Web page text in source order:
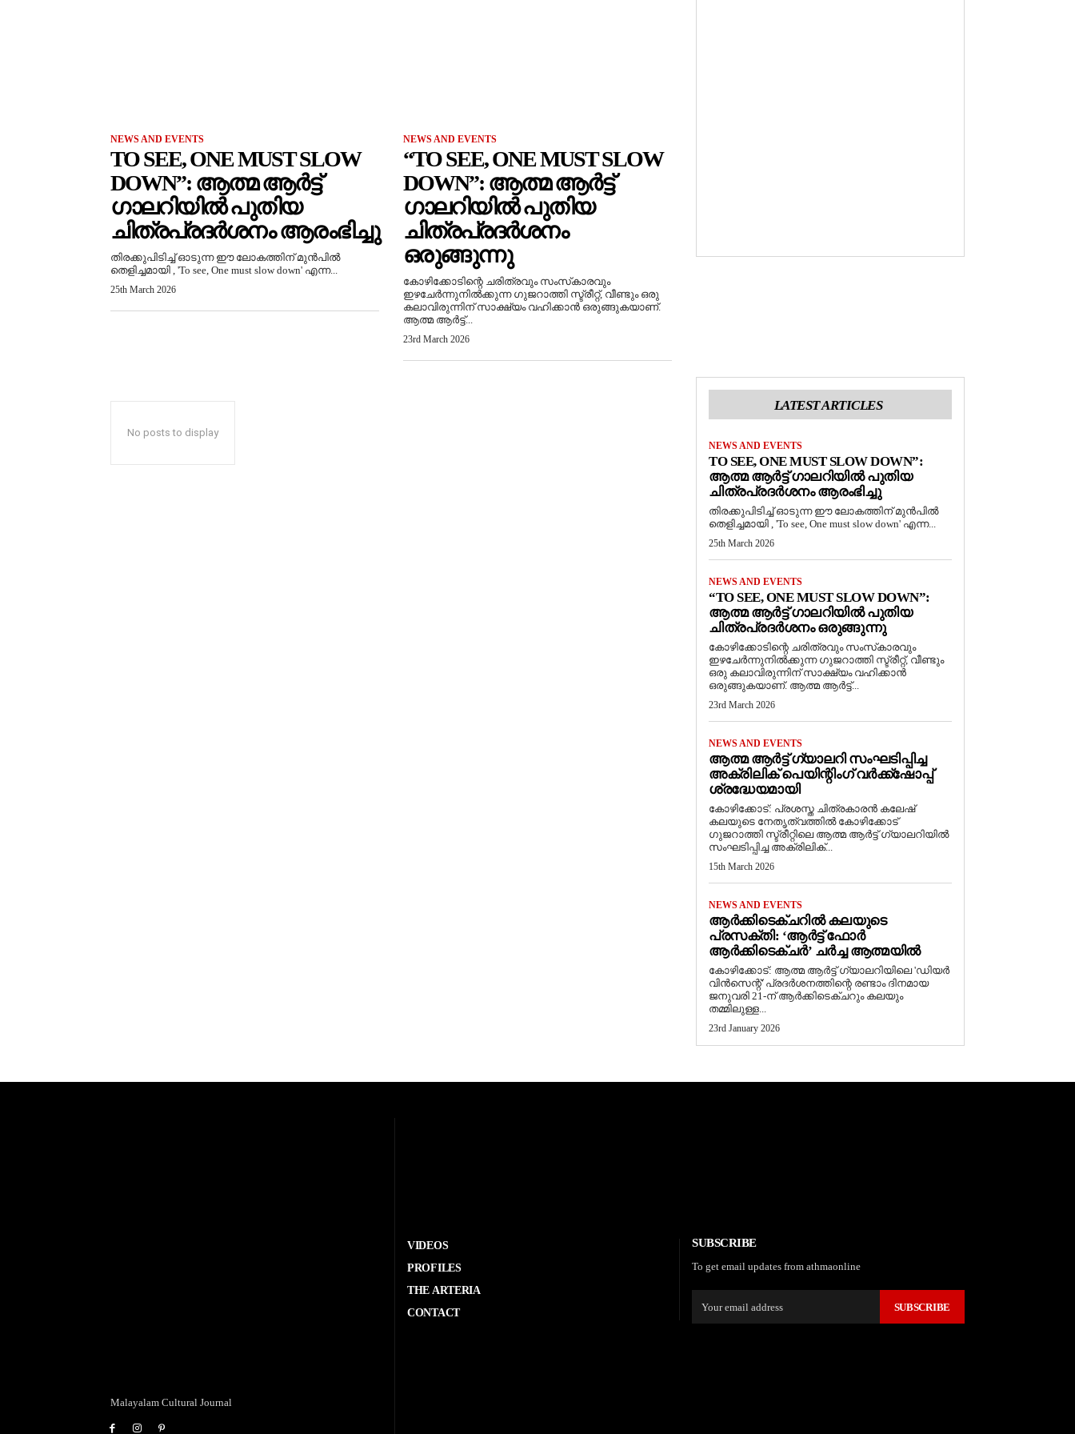
NEWS AND EVENTS
TO SEE, ONE MUST SLOW
DOWN”: ആത്മ ആർട്ട്
ഗാലറിയിൽ പുതിയ
ചിത്രപ്രദർശനം ആരംഭിച്ചു
തിരക്കുപിടിച്ച് ഓടുന്ന ഈ ലോകത്തിന് മുൻപിൽ
തെളിച്ചമായി , 'To see, One must slow down' എന്ന...
25th March 2026
NEWS AND EVENTS
“TO SEE, ONE MUST SLOW
DOWN”: ആത്മ ആർട്ട്
ഗാലറിയിൽ പുതിയ
ചിത്രപ്രദർശനം
ഒരുങ്ങുന്നു
കോഴിക്കോടിന്റെ ചരിത്രവും സംസ്‌കാരവും
ഇഴചേർന്നുനിൽക്കുന്ന ഗുജറാത്തി സ്ട്രീറ്റ്, വീണ്ടും ഒരു
കലാവിരുന്നിന് സാക്ഷ്യം വഹിക്കാൻ ഒരുങ്ങുകയാണ്.
ആത്മ ആർട്ട്...
23rd March 2026
No posts to display
LATEST ARTICLES
NEWS AND EVENTS
TO SEE, ONE MUST SLOW DOWN”:
ആത്മ ആർട്ട് ഗാലറിയിൽ പുതിയ
ചിത്രപ്രദർശനം ആരംഭിച്ചു
തിരക്കുപിടിച്ച് ഓടുന്ന ഈ ലോകത്തിന് മുൻപിൽ
തെളിച്ചമായി , 'To see, One must slow down' എന്ന...
25th March 2026
NEWS AND EVENTS
“TO SEE, ONE MUST SLOW DOWN”:
ആത്മ ആർട്ട് ഗാലറിയിൽ പുതിയ
ചിത്രപ്രദർശനം ഒരുങ്ങുന്നു
കോഴിക്കോടിന്റെ ചരിത്രവും സംസ്‌കാരവും
ഇഴചേർന്നുനിൽക്കുന്ന ഗുജറാത്തി സ്ട്രീറ്റ്, വീണ്ടും
ഒരു കലാവിരുന്നിന് സാക്ഷ്യം വഹിക്കാൻ
ഒരുങ്ങുകയാണ്. ആത്മ ആർട്ട്...
23rd March 2026
NEWS AND EVENTS
ആത്മ ആർട്ട് ഗ്യാലറി സംഘടിപ്പിച്ച
അക്രിലിക് പെയിന്റിംഗ് വർക്ക്‌ഷോപ്പ്
ശ്രദ്ധേയമായി
കോഴിക്കോട്: പ്രശസ്ത ചിത്രകാരൻ കലേഷ്
കലയുടെ നേതൃത്വത്തിൽ കോഴിക്കോട്
ഗുജറാത്തി സ്ട്രീറ്റിലെ ആത്മ ആർട്ട് ഗ്യാലറിയിൽ
സംഘടിപ്പിച്ച അക്രിലിക്...
15th March 2026
NEWS AND EVENTS
ആർക്കിടെക്ചറിൽ കലയുടെ
പ്രസക്തി: ‘ആർട്ട് ഫോർ
ആർക്കിടെക്ചർ’ ചർച്ച ആത്മയിൽ
​കോഴിക്കോട്: ആത്മ ആർട്ട് ഗ്യാലറിയിലെ 'ഡിയർ
വിൻസെന്റ്' പ്രദർശനത്തിന്റെ രണ്ടാം ദിനമായ
ജനുവരി 21-ന് ആർക്കിടെക്ചറും കലയും
തമ്മിലുള്ള...
23rd January 2026
Malayalam Cultural Journal
VIDEOS
PROFILES
THE ARTERIA
CONTACT
SUBSCRIBE
To get email updates from athmaonline
SUBSCRIBE